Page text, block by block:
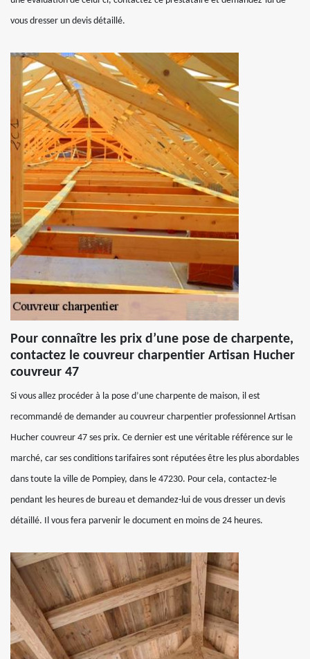
vous dresser un devis détaillé.
Pour connaître les prix d’une pose de charpente,
contactez le couvreur charpentier Artisan Hucher
couvreur 47
Si vous allez procéder à la pose d’une charpente de maison, il est
recommandé de demander au couvreur charpentier professionnel Artisan
Hucher couvreur 47 ses prix. Ce dernier est une véritable référence sur le
marché, car ses conditions tarifaires sont réputées être les plus abordables
dans toute la ville de Pompiey, dans le 47230. Pour cela, contactez-le
pendant les heures de bureau et demandez-lui de vous dresser un devis
détaillé. Il vous fera parvenir le document en moins de 24 heures.